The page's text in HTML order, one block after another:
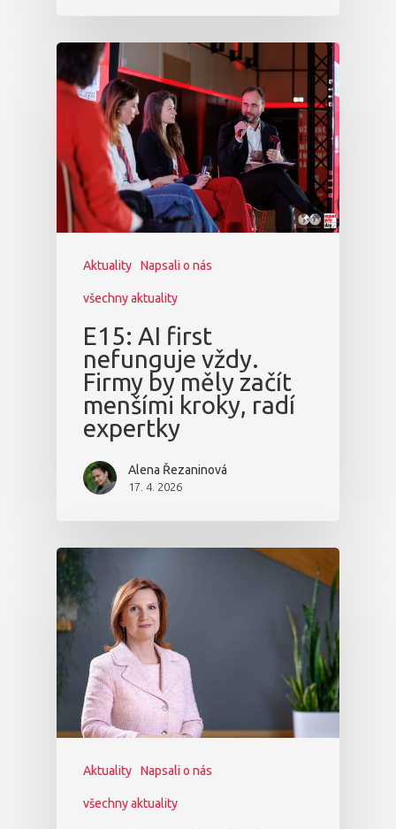
Aktuality Napsali o nás
všechny aktuality
E15: AI first
nefunguje vždy.
Firmy by měly začít
menšími kroky, radí
expertky
Alena Řezaninová
17. 4. 2026
Aktuality Napsali o nás
všechny aktuality